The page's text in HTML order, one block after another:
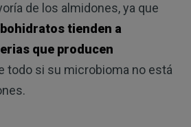
de los almidones, ya que
tienden a
que producen
todo si su microbioma no está